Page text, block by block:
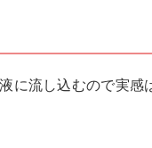
に流し込むので実感